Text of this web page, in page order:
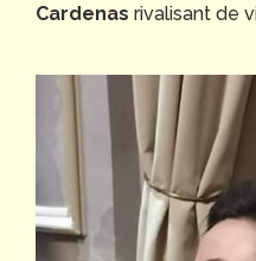
Cardenas rivalisant de